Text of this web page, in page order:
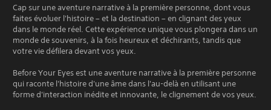
Cap sur une aventure narrative à la première personne, dont vous
faites évoluer l'histoire – et la destination – en clignant des yeux
dans le monde réel. Cette expérience unique vous plongera dans un
monde de souvenirs, à la fois heureux et déchirants, tandis que
votre vie défilera devant vos yeux.
Before Your Eyes est une aventure narrative à la première personne
qui raconte l'histoire d'une âme dans l'au-delà en utilisant une
forme d'interaction inédite et innovante, le clignement de vos yeux.